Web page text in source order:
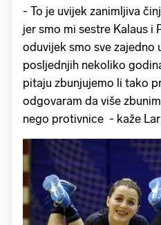
- To je uvijek zanimljiva
jer smo mi sestre Kalaus i
oduvijek smo sve zajedno
posljednjih nekoliko
pitaju zbunjujemo li tako
odgovaram da više
nego protivnice - kaže